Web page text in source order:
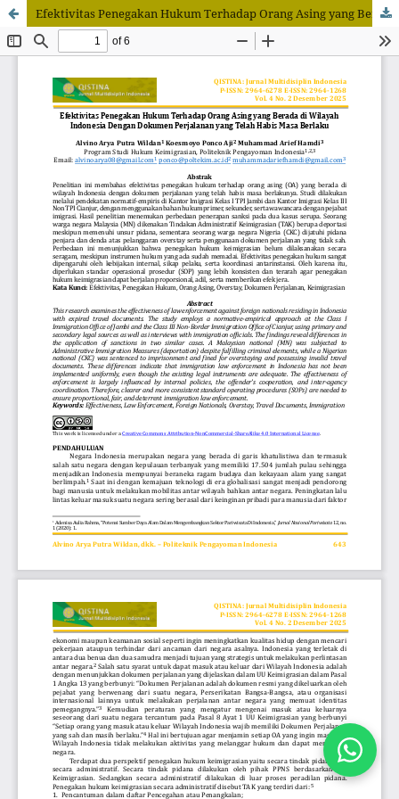
Efektivitas Penegakan Hukum Terhadap Orang Asing yang Berada di Wilayah Indonesia Dengan Dokumen Perjalanan yang Telah Habis Masa Berlaku